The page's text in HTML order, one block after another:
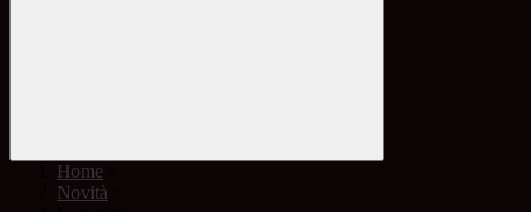
Home
Novità